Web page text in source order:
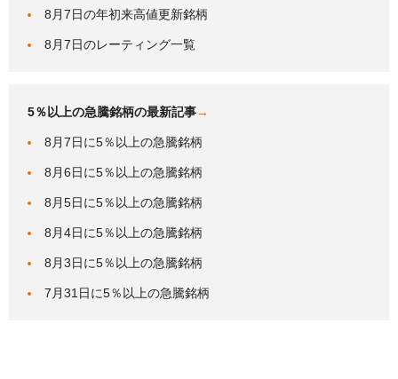
8月7日の年初来高値更新銘柄
8月7日のレーティング一覧
5％以上の急騰銘柄の最新記事→
8月7日に5％以上の急騰銘柄
8月6日に5％以上の急騰銘柄
8月5日に5％以上の急騰銘柄
8月4日に5％以上の急騰銘柄
8月3日に5％以上の急騰銘柄
7月31日に5％以上の急騰銘柄